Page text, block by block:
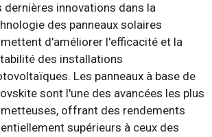
dernières innovations dans la
des panneaux solaires
d'améliorer l'efficacité et la
des installations
Les panneaux à base de
sont l'une des avancées les plus
offrant des rendements
supérieurs à ceux des